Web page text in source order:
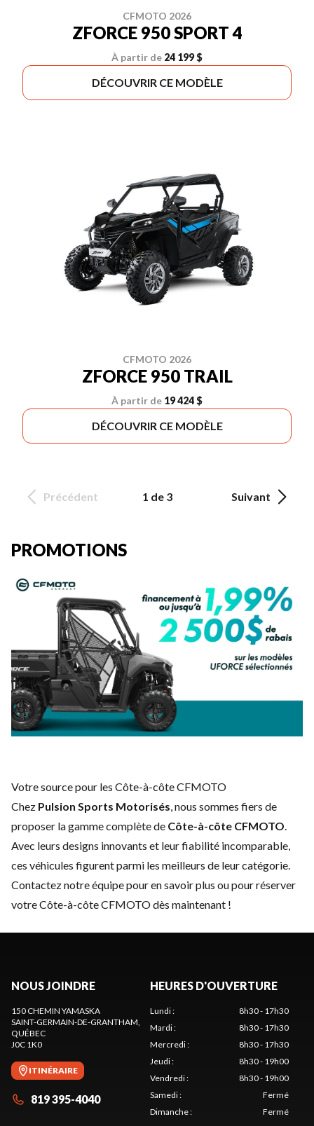
CFMOTO 2026
ZFORCE 950 SPORT 4
À partir de 24 199 $
DÉCOUVRIR CE MODÈLE
CFMOTO 2026
ZFORCE 950 TRAIL
À partir de 19 424 $
DÉCOUVRIR CE MODÈLE
Précédent 1 de 3 Suivant
PROMOTIONS
Votre source pour les Côte-à-côte CFMOTO
Chez Pulsion Sports Motorisés, nous sommes fiers de
proposer la gamme complète de Côte-à-côte CFMOTO.
Avec leurs designs innovants et leur fiabilité incomparable,
ces véhicules figurent parmi les meilleurs de leur catégorie.
Contactez notre équipepour en savoir plus ou pour réserver
votre Côte-à-côte CFMOTO dès maintenant !
NOUS JOINDRE
150 CHEMIN YAMASKA
SAINT-GERMAIN-DE-GRANTHAM,
QUÉBEC
J0C 1K0
ITINÉRAIRE
819 395-4040
HEURES D'OUVERTURE
Lundi:
8h30 - 17h30
Mardi:
8h30 - 17h30
Mercredi:
8h30 - 17h30
Jeudi:
8h30 - 19h00
Vendredi:
8h30 - 19h00
Samedi:
Fermé
Dimanche: Fermé